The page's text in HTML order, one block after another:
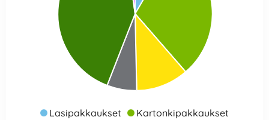
Lasipakkaukset
Kartonkipakkaukset